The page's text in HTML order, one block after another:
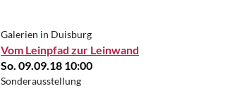
Galerien in Duisburg
Vom Leinpfad zur Leinwand
So. 09.09.18 10:00
Sonderausstellung